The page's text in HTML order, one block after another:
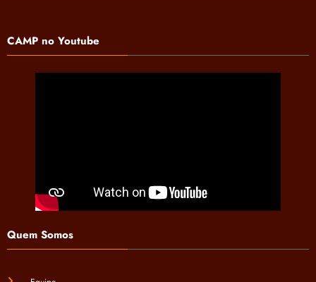
CAMP no Youtube
Quem Somos